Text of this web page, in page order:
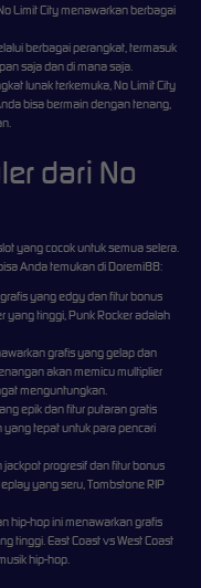
Limit City menawarkan berbagai
berbagai perangkat, termasuk
saja dan di mana saja.
lunak terkemuka, No Limit City
bisa bermain dengan tenang,
dari No
yang cocok untuk semua selera.
Anda temukan di Doremi88:
yang edgy dan fitur bonus
yang tinggi, Punk Rocker adalah
grafis yang gelap dan
akan memicu multiplier
menguntungkan.
epik dan fitur putaran gratis
tepat untuk para pencari
progresif dan fitur bonus
yang seru, Tombstone RIP
hip-hop ini menawarkan grafis
tinggi. East Coast vs West Coast
hip-hop.